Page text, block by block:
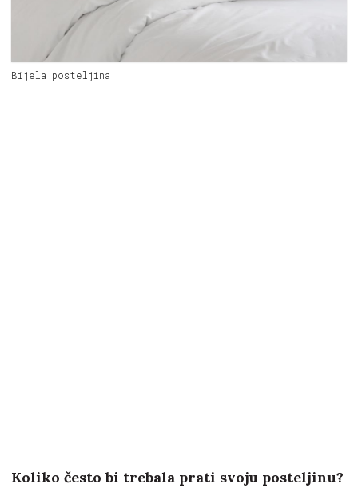
Bijela posteljina
Koliko često bi trebala prati svoju posteljinu?